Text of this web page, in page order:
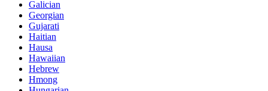
Galician
Georgian
Gujarati
Haitian
Hausa
Hawaiian
Hebrew
Hmong